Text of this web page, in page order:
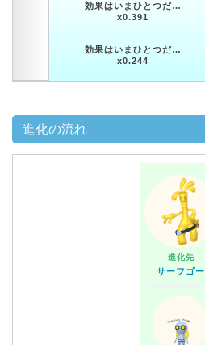
効果はいまひとつだ…
x0.391
効果はいまひとつだ…
x0.244
進化の流れ
進化先
サーフゴー